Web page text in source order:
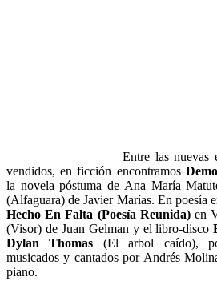
Entre las nuevas
vendidos, en ficción encontramos
la novela póstuma de Ana María
(Alfaguara) de Javier Marías. En poesía
Hecho En Falta (Poesía Reunida)en
(Visor) de Juan Gelman y el libro-disco
Dylan Thomas (El arbol caído),
musicados y cantados por Andrés
piano.